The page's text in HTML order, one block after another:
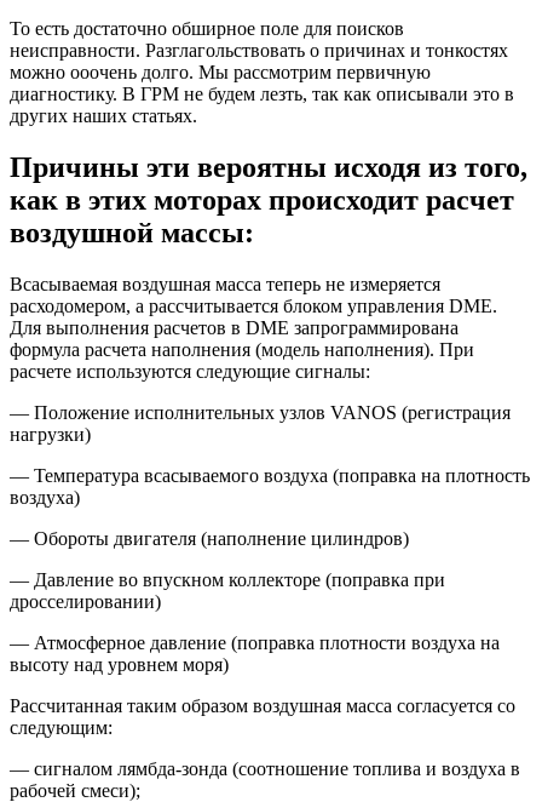
То есть достаточно обширное поле для поисков
неисправности. Разглагольствовать о причинах и тонкостях
можно ооочень долго. Мы рассмотрим первичную
диагностику. В ГРМ не будем лезть, так как описывали это в
других наших статьях.
Причины эти вероятны исходя из того,
как в этих моторах происходит расчет
воздушной массы:
Всасываемая воздушная масса теперь не измеряется
расходомером, а рассчитывается блоком управления DME.
Для выполнения расчетов в DME запрограммирована
формула расчета наполнения (модель наполнения). При
расчете используются следующие сигналы:
— Положение исполнительных узлов VANOS (регистрация
нагрузки)
— Температура всасываемого воздуха (поправка на плотность
воздуха)
— Обороты двигателя (наполнение цилиндров)
— Давление во впускном коллекторе (поправка при
дросселировании)
— Атмосферное давление (поправка плотности воздуха на
высоту над уровнем моря)
Рассчитанная таким образом воздушная масса согласуется со
следующим:
— сигналом лямбда-зонда (соотношение топлива и воздуха в
рабочей смеси);